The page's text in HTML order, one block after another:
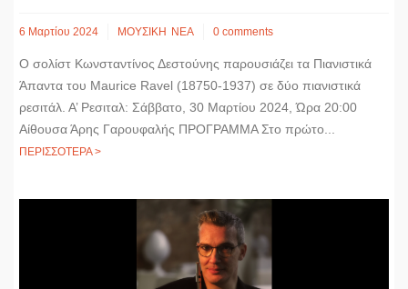
6 Μαρτίου 2024 ΜΟΥΣΙΚΗ ΝΕΑ 0 comments
Ο σολίστ Κωνσταντίνος Δεστούνης παρουσιάζει τα Πιανιστικά
Άπαντα του Maurice Ravel (18750-1937) σε δύο πιανιστικά
ρεσιτάλ. Α’ Ρεσιταλ: Σάββατο, 30 Μαρτίου 2024, Ώρα 20:00
Αίθουσα Άρης Γαρουφαλής ΠΡΟΓΡΑΜΜΑ Στο πρώτο...
ΠΕΡΙΣΣΟΤΕΡΑ >